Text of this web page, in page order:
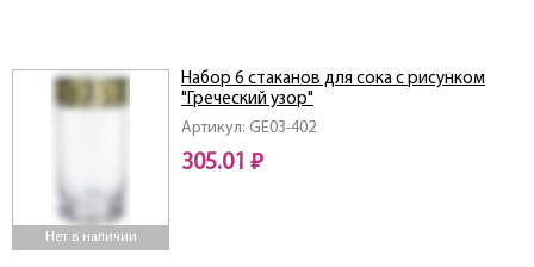
Нет в наличии
Артикул: GE03-402
Набор 6 стаканов для сока с рисунком
"Греческий узор"
(объем-290мл.,высота-132мм.)
305.01 ₽